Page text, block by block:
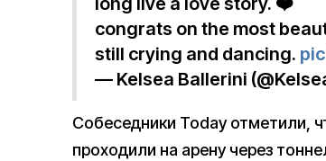
congrats on the most
still crying and dancing.
— Kelsea Ballerini
Собеседники Today отметили,
проходили на арену через